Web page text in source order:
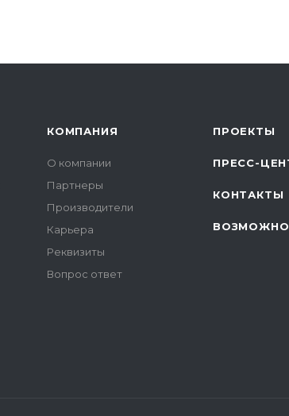
КОМПАНИЯ
О компании
Партнеры
Производители
Карьера
Реквизиты
Вопрос ответ
ПРОЕКТЫ
ПРЕСС-
КОНТАКТЫ